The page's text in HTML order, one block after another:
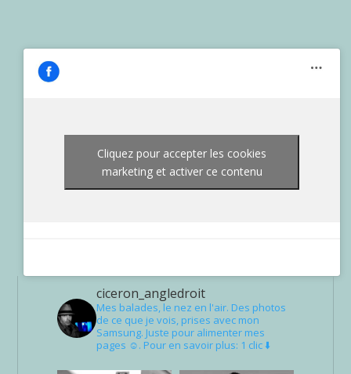
Cliquez pour accepter les cookies
marketing et activer ce contenu
ciceron_angledroit
Mes balades, le nez en l'air. Des photos
de ce que je vois, prises avec mon
Samsung. Juste pour alimenter mes
pages ☺. Pour en savoir plus: 1 clic ⬇️